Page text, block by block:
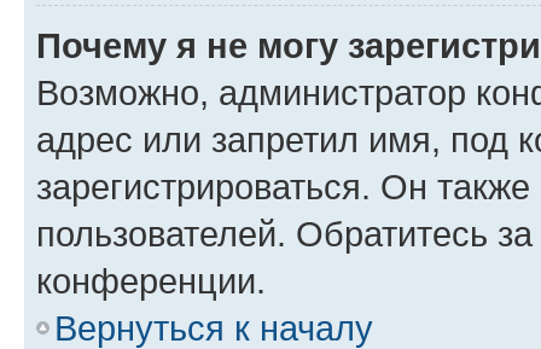
Почему я не могу
Возможно, администратор
адрес или запретил имя, под
зарегистрироваться. Он
пользователей. Обратитесь
конференции.
Вернуться к началу